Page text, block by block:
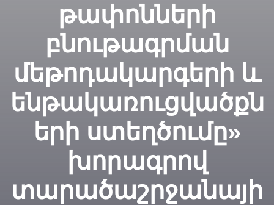
թափոնների
բնութագրման
մեթոդակարգերի և
ենթակառուցվածքն
երի ստեղծումը»
խորագրով
տարածաշրջանայի